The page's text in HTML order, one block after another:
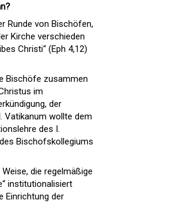
Runde von Bischöfen,
Kirche verschieden
Christi“ (Eph 4,12)
Bischöfe zusammen
im
der
Vatikanum wollte dem
des I.
Bischofskollegiums
die regelmäßige
institutionalisiert
Einrichtung der